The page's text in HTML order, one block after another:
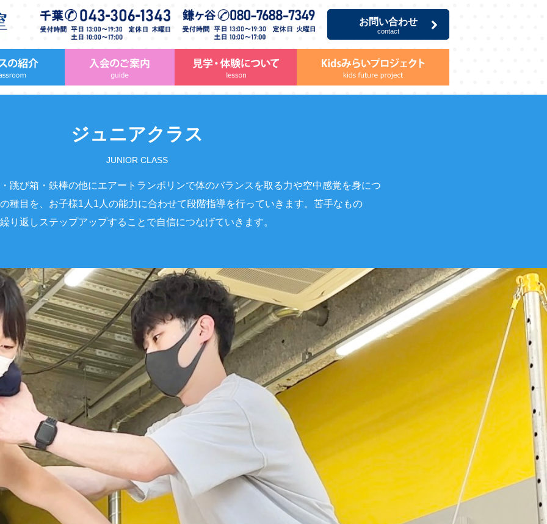
お問い合わせ
contact
ジュニアクラス
JUNIOR CLASS
跳び箱・鉄棒の他にエアートランポリンで体のバランスを取る力や空中感覚を身につ
種目を、お子様1人1人の能力に合わせて段階指導を行っていきます。苦手なもの
り返しステップアップすることで自信につなげていきます。